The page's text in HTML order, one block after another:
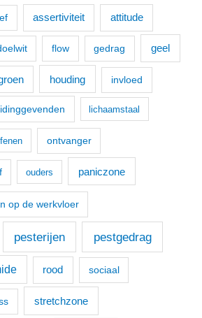
assertiviteit attitude
flow gedrag geel
houding invloed
lichaamstaal
ontvanger
ouders paniczone
op de werkvloer
pesterijen pestgedrag
rood sociaal
stretchzone